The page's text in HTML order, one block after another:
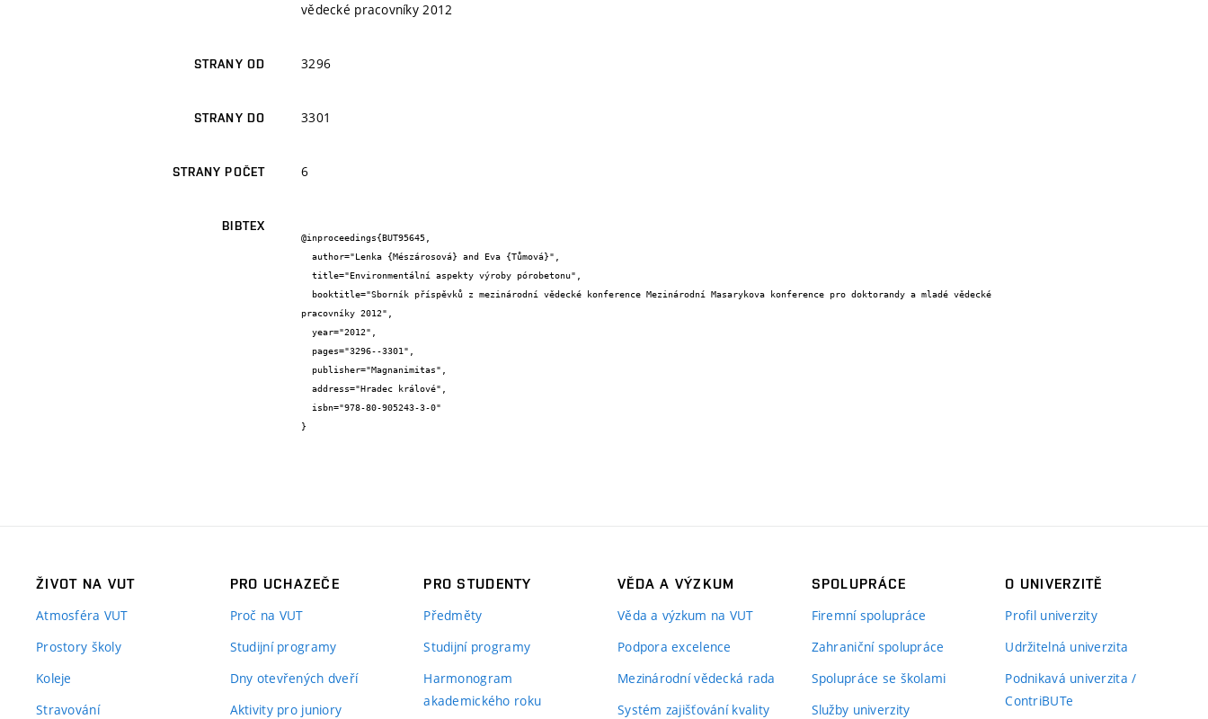
vědecké pracovníky 2012
STRANY OD 3296
STRANY DO 3301
STRANY POČET 6
BIBTEX
@inproceedings{BUT95645,
pracovníky 2012",
}
ŽIVOT NA VUT
Atmosféra VUT
Prostory školy
Koleje
Stravování
PRO UCHAZEČE
Proč na VUT
Studijní programy
Dny otevřených dveří
Aktivity pro juniory
PRO STUDENTY
Předměty
Studijní programy
Harmonogram
akademického roku
VĚDA A VÝZKUM
Věda a výzkum na VUT
Podpora excelence
Mezinárodní vědecká rada
Systém zajišťování kvality
SPOLUPRÁCE
Firemní spolupráce
Zahraniční spolupráce
Spolupráce se školami
Služby univerzity
O UNIVERZITĚ
Profil univerzity
Udržitelná univerzita
Podnikavá univerzita /
ContriBUTe